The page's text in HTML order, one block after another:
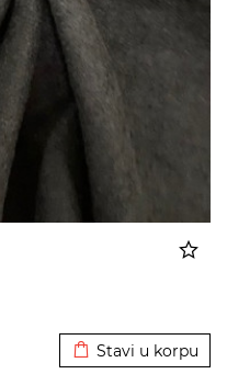
Stavi u korpu